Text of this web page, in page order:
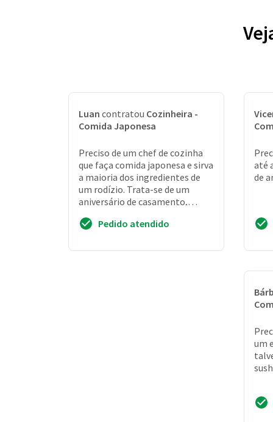
Luan contratou Cozinheira -
Comida Japonesa
Preciso de um chef de cozinha
que faça comida japonesa e sirva
a maioria dos ingredientes de
um rodízio. Trata-se de um
aniversário de casamento,
Pedido atendido
até
de
um